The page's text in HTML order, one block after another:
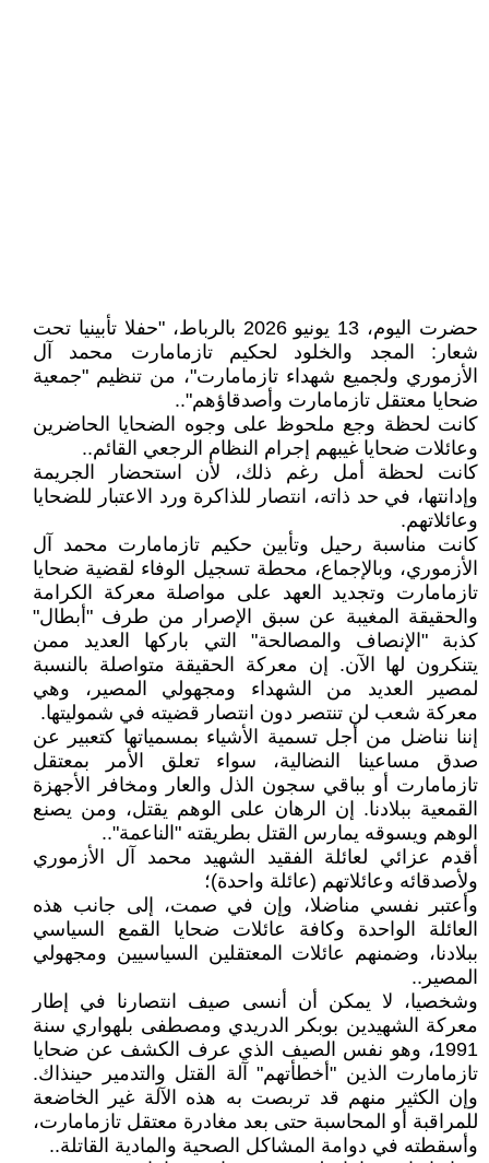
حضرت اليوم، 13 يونيو 2026 بالرباط، "حفلا تأبينيا تحت
شعار: المجد والخلود لحكيم تازمامارت محمد آل
الأزموري ولجميع شهداء تازمامارت"، من تنظيم "جمعية
ضحايا معتقل تازمامارت وأصدقاؤهم"..
كانت لحظة وجع ملحوظ على وجوه الضحايا الحاضرين
وعائلات ضحايا غيبهم إجرام النظام الرجعي القائم..
كانت لحظة أمل رغم ذلك، لأن استحضار الجريمة
وإدانتها، في حد ذاته، انتصار للذاكرة ورد الاعتبار للضحايا
وعائلاتهم.
كانت مناسبة رحيل وتأبين حكيم تازمامارت محمد آل
الأزموري، وبالإجماع، محطة تسجيل الوفاء لقضية ضحايا
تازمامارت وتجديد العهد على مواصلة معركة الكرامة
والحقيقة المغيبة عن سبق الإصرار من طرف "أبطال"
كذبة "الإنصاف والمصالحة" التي باركها العديد ممن
يتنكرون لها الآن. إن معركة الحقيقة متواصلة بالنسبة
لمصير العديد من الشهداء ومجهولي المصير، وهي
معركة شعب لن تنتصر دون انتصار قضيته في شموليتها.
إننا نناضل من أجل تسمية الأشياء بمسمياتها كتعبير عن
صدق مساعينا النضالية، سواء تعلق الأمر بمعتقل
تازمامارت أو بباقي سجون الذل والعار ومخافر الأجهزة
القمعية ببلادنا. إن الرهان على الوهم يقتل، ومن يصنع
الوهم ويسوقه يمارس القتل بطريقته "الناعمة"..
أقدم عزائي لعائلة الفقيد الشهيد محمد آل الأزموري
ولأصدقائه وعائلاتهم (عائلة واحدة)؛
وأعتبر نفسي مناضلا، وإن في صمت، إلى جانب هذه
العائلة الواحدة وكافة عائلات ضحايا القمع السياسي
ببلادنا، وضمنهم عائلات المعتقلين السياسيين ومجهولي
المصير..
وشخصيا، لا يمكن أن أنسى صيف انتصارنا في إطار
معركة الشهيدين بوبكر الدريدي ومصطفى بلهواري سنة
1991، وهو نفس الصيف الذي عرف الكشف عن ضحايا
تازمامارت الذين "أخطأتهم" آلة القتل والتدمير حينذاك.
وإن الكثير منهم قد تربصت به هذه الآلة غير الخاضعة
للمراقبة أو المحاسبة حتى بعد مغادرة معتقل تازمامارت،
وأسقطته في دوامة المشاكل الصحية والمادية القاتلة..